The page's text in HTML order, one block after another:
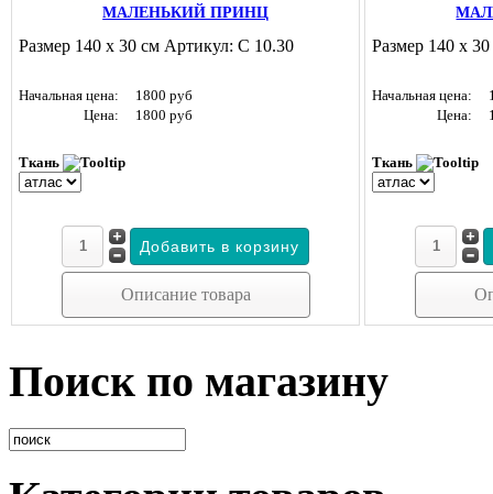
МАЛЕНЬКИЙ ПРИНЦ
Размер 140 х 30 см Артикул: С 10.30
Начальная цена:
1800 руб
Цена:
1800 руб
Ткань
Описание товара
Размер 140 х
Начальная цена:
Цена:
Ткань
Поиск по магазину